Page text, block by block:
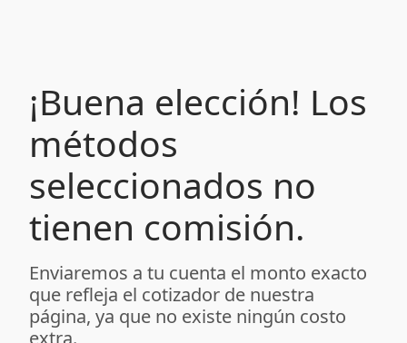
¡Buena elección! Los
métodos
seleccionados no
tienen comisión.
Enviaremos a tu cuenta el monto exacto
que refleja el cotizador de nuestra
página, ya que no existe ningún costo
extra.